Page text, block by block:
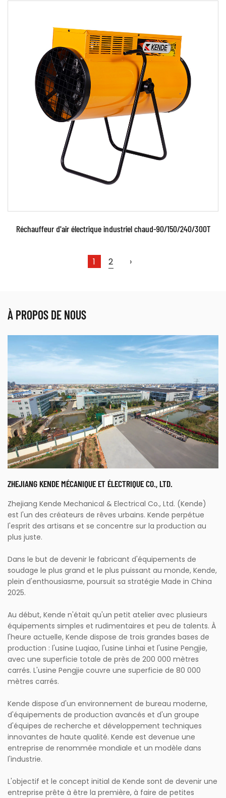
Paramètres:
EN SAVOIR PLUS
Paramètres:
EN SAVOIR PLUS
Réchauffeur d'air électrique industriel chaud-90/150/240/300T
1 2 ›
À PROPOS DE NOUS
ZHEJIANG KENDE MÉCANIQUE ET ÉLECTRIQUE CO., LTD.
Zhejiang Kende Mechanical & Electrical Co., Ltd. (Kende)
est l'un des créateurs de rêves urbains. Kende perpétue
l'esprit des artisans et se concentre sur la production au
plus juste.
Dans le but de devenir le fabricant d'équipements de
soudage le plus grand et le plus puissant au monde, Kende,
plein d'enthousiasme, poursuit sa stratégie Made in China
2025.
Au début, Kende n'était qu'un petit atelier avec plusieurs
équipements simples et rudimentaires et peu de talents. À
l'heure actuelle, Kende dispose de trois grandes bases de
production : l'usine Luqiao, l'usine Linhai et l'usine Pengjie,
avec une superficie totale de près de 200 000 mètres
carrés. L'usine Pengjie couvre une superficie de 80 000
mètres carrés.
Kende dispose d'un environnement de bureau moderne,
d'équipements de production avancés et d'un groupe
d'équipes de recherche et développement techniques
innovantes de haute qualité. Kende est devenue une
entreprise de renommée mondiale et un modèle dans
l'industrie.
L'objectif et le concept initial de Kende sont de devenir une
entreprise prête à être la première, à faire de petites